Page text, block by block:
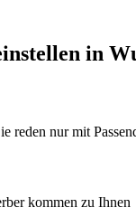
in
reden nur mit
kommen zu Ihnen